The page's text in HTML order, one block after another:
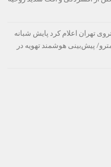
تهران اعلام کرد پایش شبانه
پیش‌بینی هوشمند تهویه در